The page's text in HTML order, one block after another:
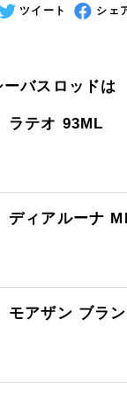
ツイート シェ
バスロッドは
ラテオ 93ML
ディアルーナ
モアザン ブラ